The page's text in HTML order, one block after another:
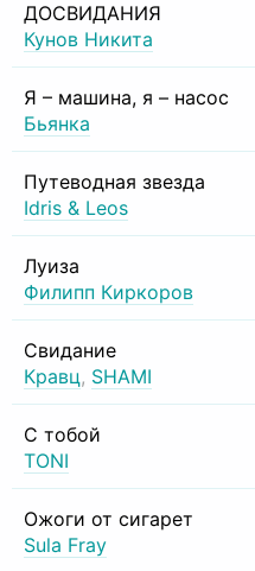
ДОСВИДАНИЯ
Кунов Никита
Я – машина, я – насос
Бьянка
Путеводная звезда
Idris & Leos
Луиза
Филипп Киркоров
Свидание
Кравц, SHAMI
С тобой
TONI
Ожоги от сигарет
Sula Fray